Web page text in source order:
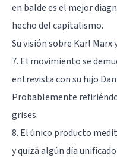
en balde es el mejor
hecho del capitalismo.
Su visión sobre Karl Marx
7. El movimiento se
entrevista con su hijo
Probablemente
grises.
8. El único producto
y quizá algún día